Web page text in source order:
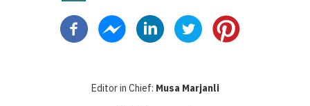
页
页
Editor in Chief: Musa Marjanli